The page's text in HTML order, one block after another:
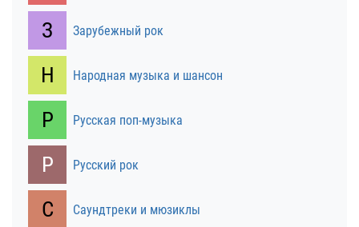
З Зарубежный рок
Н Народная музыка и шансон
Р Русская поп-музыка
Р Русский рок
С Саундтреки и мюзиклы